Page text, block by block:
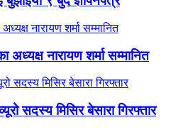
नारायण शर्मा सम्मानित
सदस्य मिसिर बेसारा गिरफ्तार